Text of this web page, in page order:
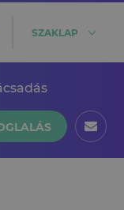
SZAKLAP